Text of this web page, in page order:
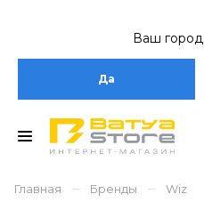
Ваш город
Да
Главная – Бренды – Wiz